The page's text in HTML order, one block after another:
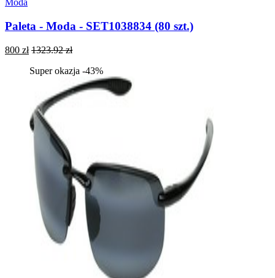
Moda
Paleta - Moda - SET1038834 (80 szt.)
800 zł 1323.92 zł
Super okazja -43%